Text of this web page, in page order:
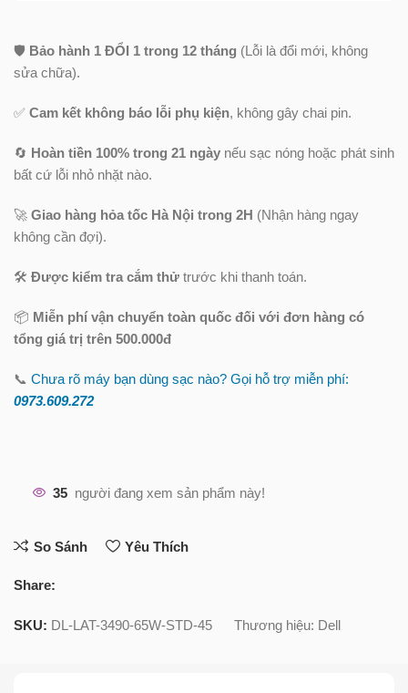
🛡️ Bảo hành 1 ĐỔI 1 trong 12 tháng (Lỗi là đổi mới, không
sửa chữa).
✅Cam kết không báo lỗi phụ kiện, không gây chai pin.
🔄 Hoàn tiền 100% trong 21 ngày nếu sạc nóng hoặc phát sinh
bất cứ lỗi nhỏ nhặt nào.
🚀Giao hàng hỏa tốc Hà Nội trong 2H (Nhận hàng ngay
không cần đợi).
🛠️Được kiểm tra cắm thử trước khi thanh toán.
📦 Miễn phí vận chuyển toàn quốc đối với đơn hàng có
tổng giá trị trên 500.000đ
📞Chưa rõ máy bạn dùng sạc nào? Gọi hỗ trợ miễn phí:
0973.609.272
35 người đang xem sản phẩm này!
So Sánh Yêu Thích
Share:
SKU: DL-LAT-3490-65W-STD-45 Thương hiệu: Dell